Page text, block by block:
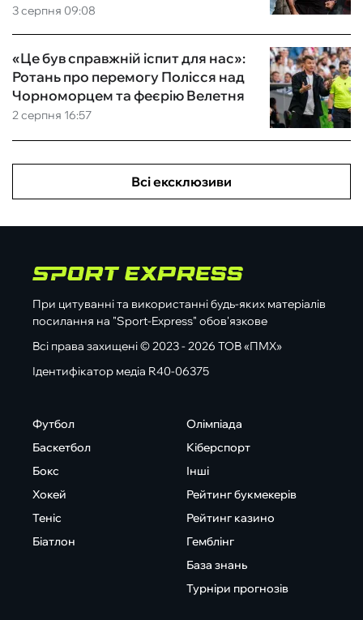
3 серпня 09:08
2 серпня 16:57
«Це був справжній іспит для нас»:
Ротань про перемогу Полісся над
Чорноморцем та феєрію Велетня
Всі ексклюзиви
При цитуванні та використанні будь-яких матеріалів
посилання на "Sport-Express" обов'язкове
Всі права захищені © 2023 - 2026 ТОВ «ПМХ»
Ідентифікатор медіа R40-06375
Футбол
Баскетбол
Бокс
Хокей
Теніс
Біатлон
Олімпіада
Кіберспорт
Інші
Рейтинг букмекерів
Рейтинг казино
Гемблінг
База знань
Турніри прогнозів